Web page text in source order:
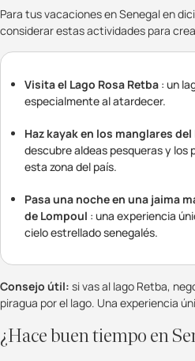
Para tus vacaciones en Senegal en
considerar estas actividades para
Visita el Lago Rosa Retba : un
especialmente al atardecer.
Haz kayak en los manglares
descubre aldeas pesqueras y los
esta zona del país.
Pasa una noche en una jaima
de Lompoul : una experiencia
cielo estrellado senegalés.
Consejo útil: si vas al lago Retba,
piragua por el lago. Una experiencia
¿Hace buen tiempo en